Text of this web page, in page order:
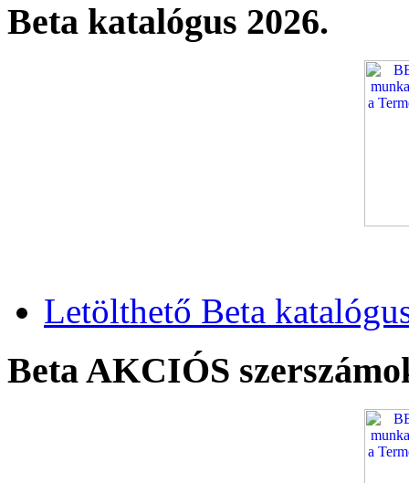
Beta katalógus 2026.
Letölthető Beta
Beta AKCIÓS